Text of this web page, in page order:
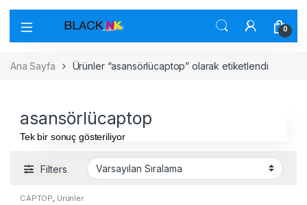
0
Ana Sayfa Ürünler “asansörlücaptop” olarak etiketlendi
asansörlücaptop
Tek bir sonuç gösteriliyor
Filters
CAPTOP, Ürünler